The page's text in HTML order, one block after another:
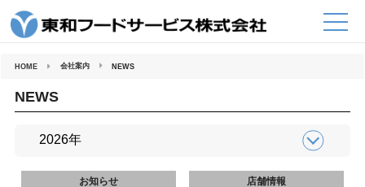
HOME 会社案内 NEWS
NEWS
お知らせ 店舗情報